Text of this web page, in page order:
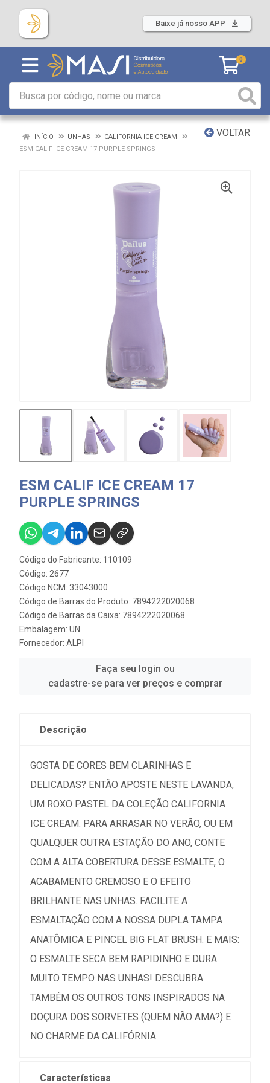
Baixe já nosso APP
0
VOLTAR
INÍCIO UNHAS
CALIFORNIA ICE CREAM
ESM CALIF ICE CREAM 17 PURPLE SPRINGS
ESM CALIF ICE CREAM 17
PURPLE SPRINGS
Código do Fabricante: 110109
Código: 2677
Código NCM: 33043000
Código de Barras do Produto: 7894222020068
Código de Barras da Caixa: 7894222020068
Embalagem: UN
Fornecedor: ALPI
Faça seu login ou
cadastre-se para ver preços e comprar
Descrição
GOSTA DE CORES BEM CLARINHAS E
DELICADAS? ENTÃO APOSTE NESTE LAVANDA,
UM ROXO PASTEL DA COLEÇÃO CALIFORNIA
ICE CREAM. PARA ARRASAR NO VERÃO, OU EM
QUALQUER OUTRA ESTAÇÃO DO ANO, CONTE
COM A ALTA COBERTURA DESSE ESMALTE, O
ACABAMENTO CREMOSO E O EFEITO
BRILHANTE NAS UNHAS. FACILITE A
ESMALTAÇÃO COM A NOSSA DUPLA TAMPA
ANATÔMICA E PINCEL BIG FLAT BRUSH. E MAIS:
O ESMALTE SECA BEM RAPIDINHO E DURA
MUITO TEMPO NAS UNHAS! DESCUBRA
TAMBÉM OS OUTROS TONS INSPIRADOS NA
DOÇURA DOS SORVETES (QUEM NÃO AMA?) E
NO CHARME DA CALIFÓRNIA.
Características